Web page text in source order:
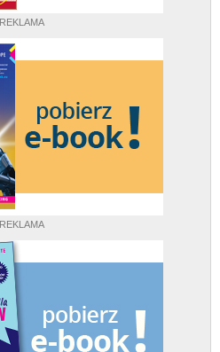
REKLAMA
REKLAMA